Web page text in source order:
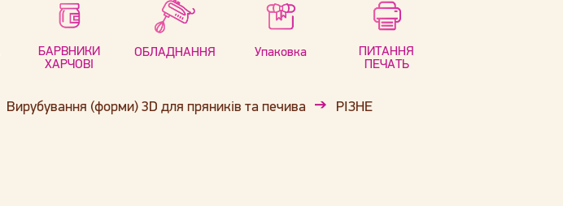
БАРВНИКИ
ХАРЧОВІ
ОБЛАДНАННЯ Упаковка
ПИТАННЯ
ПЕЧАТЬ
Вирубування (форми) 3D для пряників та печива
РІЗНЕ